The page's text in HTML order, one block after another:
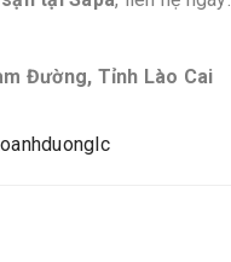
Đường, Tỉnh Lào Cai